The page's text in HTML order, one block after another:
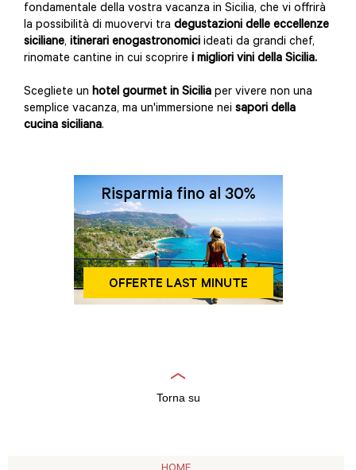
fondamentale della vostra vacanza in Sicilia, che vi offrirà
la possibilità di muovervi tra degustazioni delle eccellenze
siciliane, itinerari enogastronomici ideati da grandi chef,
rinomate cantine in cui scoprire i migliori vini della Sicilia.
Scegliete un hotel gourmet in Sicilia per vivere non una
semplice vacanza, ma un'immersione nei sapori della
cucina siciliana.
Torna su